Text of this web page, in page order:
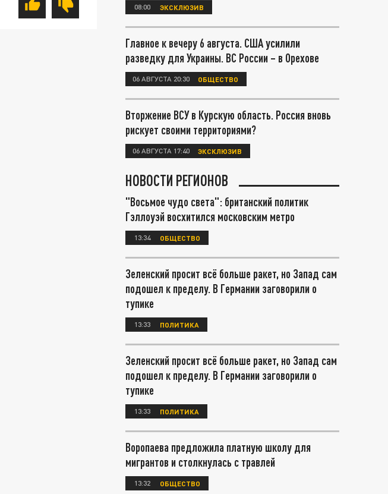
08:00 ЭКСКЛЮЗИВ
Главное к вечеру 6 августа. США усилили
разведку для Украины. ВС России – в Орехове
06 АВГУСТА 20:30 ОБЩЕСТВО
Вторжение ВСУ в Курскую область. Россия вновь
рискует своими территориями?
06 АВГУСТА 17:40 ЭКСКЛЮЗИВ
НОВОСТИ РЕГИОНОВ
"Восьмое чудо света": британский политик
Гэллоуэй восхитился московским метро
13:34 ОБЩЕСТВО
Зеленский просит всё больше ракет, но Запад сам
подошел к пределу. В Германии заговорили о
тупике
13:33 ПОЛИТИКА
Зеленский просит всё больше ракет, но Запад сам
подошел к пределу. В Германии заговорили о
тупике
13:33 ПОЛИТИКА
Воропаева предложила платную школу для
мигрантов и столкнулась с травлей
13:32 ОБЩЕСТВО